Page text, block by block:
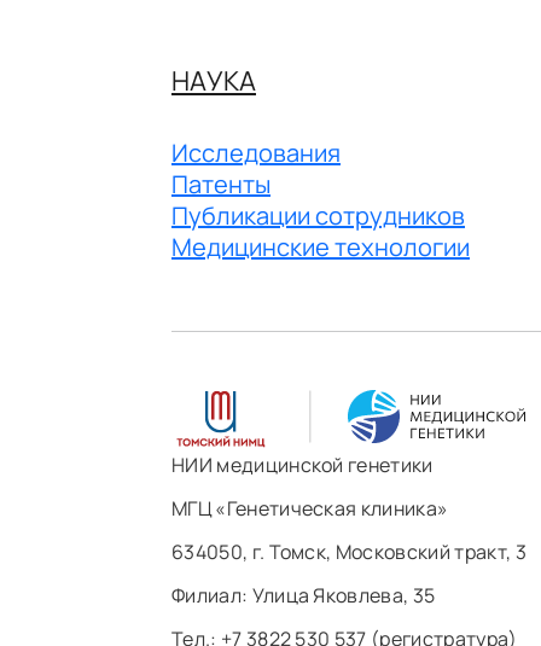
НАУКА
Исследования
Патенты
Публикации сотрудников
Медицинские технологии
НИИ медицинской генетики
МГЦ «Генетическая клиника»
634050, г. Томск, Московский тракт, 3
Филиал: ​Улица Яковлева, 35
Тел.: +7 3822 530 537 (регистратура)